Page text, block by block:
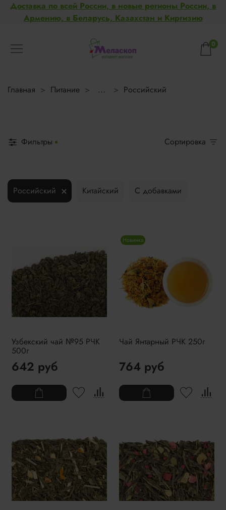
Доставка по всей России, в новые регионы России, в
Армению, в Беларусь, Казахстан и Киргизию
0
Главная Питание ... Российский
Фильтры Сортировка
Российский Китайский С добавками
Узбекский чай №95 РЧК
500г
642 руб
Новинка
Чай Янтарный РЧК 250г
764 руб